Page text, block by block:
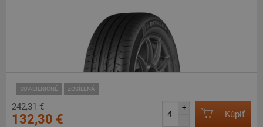
SUV-SILNIČNÉ ZOSÍLENÁ
242,31 €
132,30 €
+
–
Kúpiť